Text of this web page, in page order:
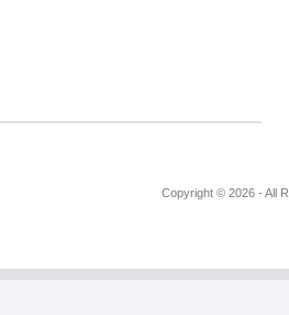
Copyright © 2026 - All